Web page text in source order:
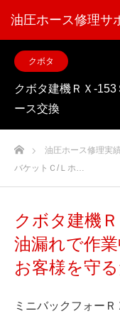
油圧ホース修理サ
クボタ
クボタ建機ＲＸ-
ース交換
ホーム油圧ホース修理実績
バケットＣ/Ｌホ…
クボタ建機
油漏れで作
お客様を守
ミニバックフォー